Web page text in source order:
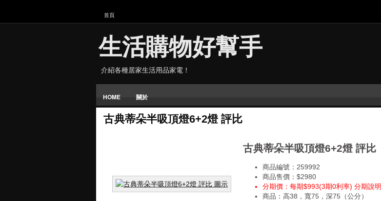
首頁
生活購物好幫手
介紹各種居家生活用品家電！
HOME 關於
古典蒂朵半吸頂燈6+2燈 評比
古典蒂朵半吸頂燈6+2燈 評比
商品編號：259992
商品售價：$2980
分期價：每期$993(3期0利率) 分期說明
商品：高38，寬75，深75（公分）